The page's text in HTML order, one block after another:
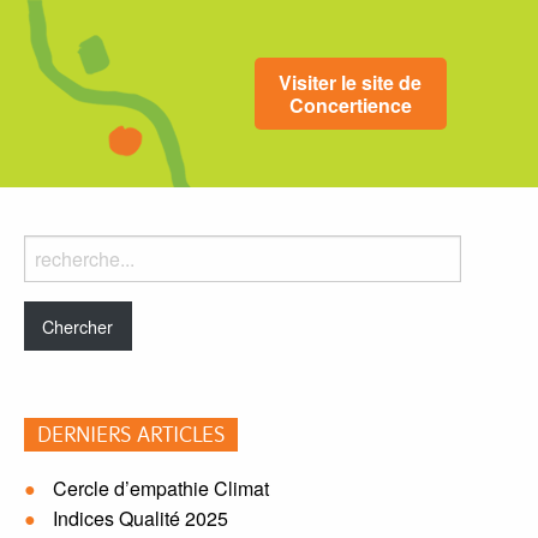
Visiter le site de
Concertience
Rechercher
dans
le
blog:
DERNIERS ARTICLES
Cercle d’empathie Climat
Indices Qualité 2025